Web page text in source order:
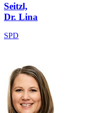
Seitzl,
Dr. Lina
SPD